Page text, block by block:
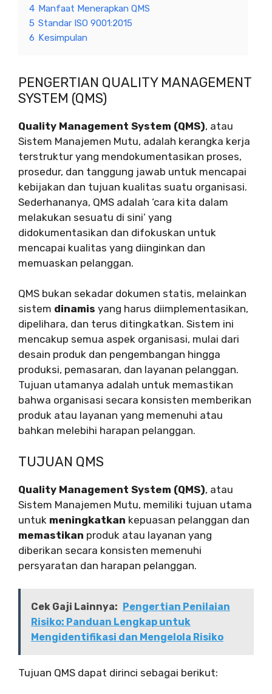
4 Manfaat Menerapkan QMS
5 Standar ISO 9001:2015
6 Kesimpulan
PENGERTIAN QUALITY MANAGEMENT
SYSTEM (QMS)
Quality Management System (QMS), atau
Sistem Manajemen Mutu, adalah kerangka kerja
terstruktur yang mendokumentasikan proses,
prosedur, dan tanggung jawab untuk mencapai
kebijakan dan tujuan kualitas suatu organisasi.
Sederhananya, QMS adalah ‘cara kita dalam
melakukan sesuatu di sini’ yang
didokumentasikan dan difokuskan untuk
mencapai kualitas yang diinginkan dan
memuaskan pelanggan.
QMS bukan sekadar dokumen statis, melainkan
sistem dinamis yang harus diimplementasikan,
dipelihara, dan terus ditingkatkan. Sistem ini
mencakup semua aspek organisasi, mulai dari
desain produk dan pengembangan hingga
produksi, pemasaran, dan layanan pelanggan.
Tujuan utamanya adalah untuk memastikan
bahwa organisasi secara konsisten memberikan
produk atau layanan yang memenuhi atau
bahkan melebihi harapan pelanggan.
TUJUAN QMS
Quality Management System (QMS), atau
Sistem Manajemen Mutu, memiliki tujuan utama
untuk meningkatkan kepuasan pelanggan dan
memastikan produk atau layanan yang
diberikan secara konsisten memenuhi
persyaratan dan harapan pelanggan.
Cek Gaji Lainnya:
Pengertian Penilaian
Risiko: Panduan Lengkap untuk
Mengidentifikasi dan Mengelola Risiko
Tujuan QMS dapat dirinci sebagai berikut: